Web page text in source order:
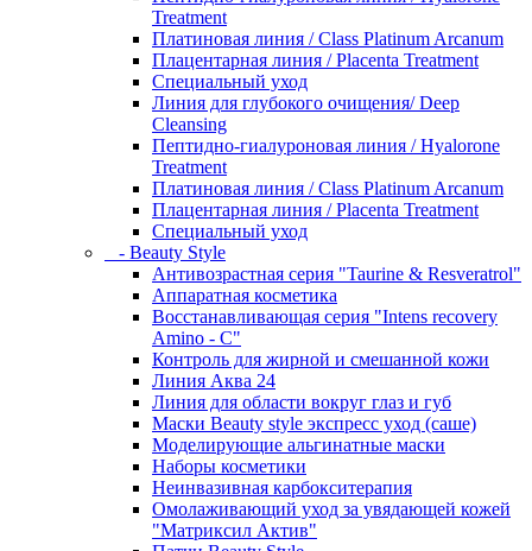
Treatment
Платиновая линия / Class Platinum Arcanum
Плацентарная линия / Placenta Treatment
Специальный уход
Линия для глубокого очищения/ Deep
Cleansing
Пептидно-гиалуроновая линия / Hyalorone
Treatment
Платиновая линия / Class Platinum Arcanum
Плацентарная линия / Placenta Treatment
Специальный уход
- Beauty Style
Антивозрастная серия "Taurine & Resveratrol"
Аппаратная косметика
Восстанавливающая серия "Intens recovery
Amino - C"
Контроль для жирной и смешанной кожи
Линия Аква 24
Линия для области вокруг глаз и губ
Маски Beauty style экспресс уход (саше)
Моделирующие альгинатные маски
Наборы косметики
Неинвазивная карбокситерапия
Омолаживающий уход за увядающей кожей
"Матриксил Актив"